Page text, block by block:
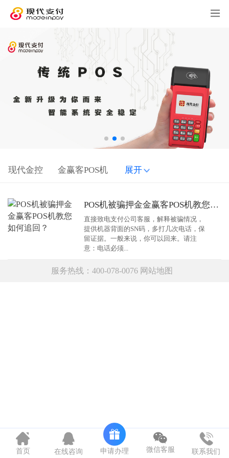
现代金控 金赢客POS机 展开
POS机被骗押金金赢客POS机教您如何追回？
直接致电支付公司客服，解释被骗情况，
提供机器背面的SN码，多打几次电话，保
留证据。一般来说，你可以回来。请注
意：电话必须...
服务热线：400-078-0076 网站地图
首页 在线咨询 申请办理 微信客服 联系我们